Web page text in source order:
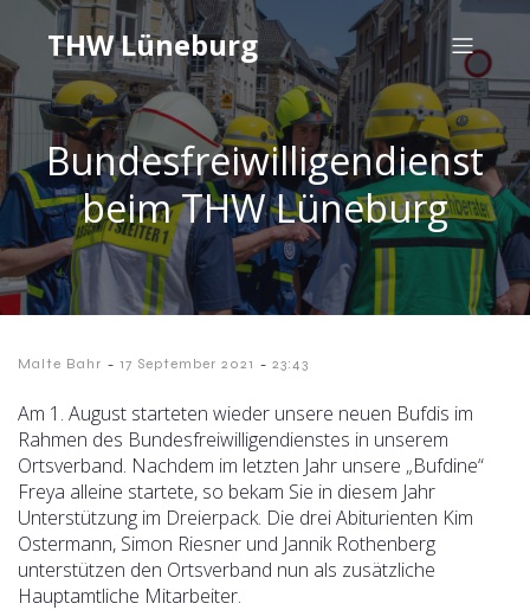
THW Lüneburg
Bundesfreiwilligendienst
beim THW Lüneburg
Malte Bahr - 17 September 2021 - 23:43
Am 1. August starteten wieder unsere neuen Bufdis im
Rahmen des Bundesfreiwilligendienstes in unserem
Ortsverband. Nachdem im letzten Jahr unsere „Bufdine“
Freya alleine startete, so bekam Sie in diesem Jahr
Unterstützung im Dreierpack. Die drei Abiturienten Kim
Ostermann, Simon Riesner und Jannik Rothenberg
unterstützen den Ortsverband nun als zusätzliche
Hauptamtliche Mitarbeiter.